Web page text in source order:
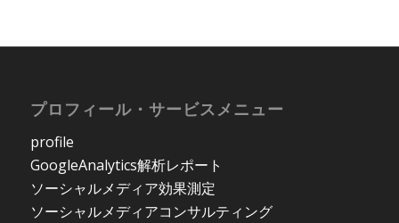
プロフィール・サービスメニュー
profile
GoogleAnalytics解析レポート
ソーシャルメディア効果測定
ソーシャルメディアコンサルティング